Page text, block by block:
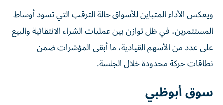
ويعكس الأداء المتباين للأسواق حالة الترقب التي تسود أوساط
المستثمرين، في ظل توازن بين عمليات الشراء الانتقائية والبيع
على عدد من الأسهم القيادية، ما أبقى المؤشرات ضمن
نطاقات حركة محدودة خلال الجلسة.
سوق أبوظبي